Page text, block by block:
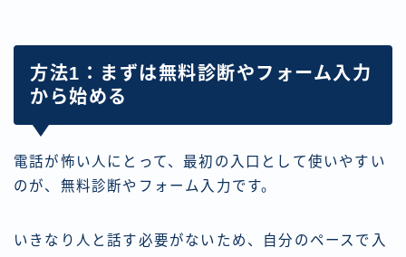
方法1：まずは無料診断やフォーム入力
から始める
電話が怖い人にとって、最初の入口として使いやすい
のが、無料診断やフォーム入力です。
いきなり人と話す必要がないため、自分のペースで入